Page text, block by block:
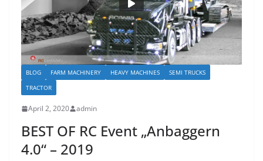
BLOG FARM MACHINERY HEAVY MACHINES
SEMI TRUCKS
TRACTOR
April 2, 2020 admin
BEST OF RC Event „Anbaggern
4.0“ – 2019